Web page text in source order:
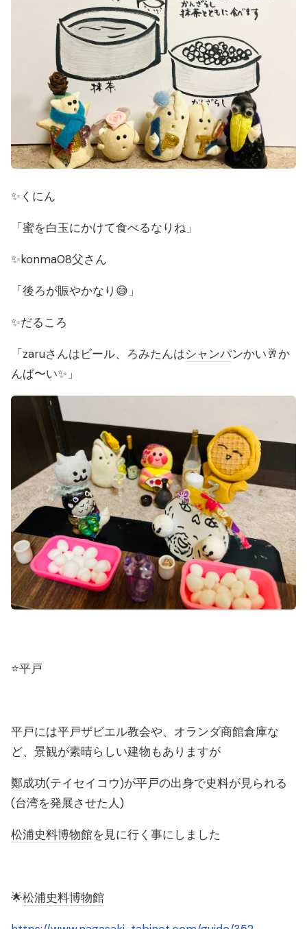
✨くにん
「蜜を白玉にかけて食べるなりね」
✨konma08父さん
「後ろが賑やかなり😅」
✨だるころ
「zaruさんはビール、ろみたんはシャンパンかい🥂か
んぱ〜い✨」
⭐️平戸
平戸には平戸ザビエル教会や、オランダ商館倉庫な
ど、景観が素晴らしい建物もありますが
鄭成功(テイセイコウ)が平戸の出身で史料が見られる
(台湾を発展させた人)
松浦史料博物館を見に行く事にしました
🌟松浦史料博物館